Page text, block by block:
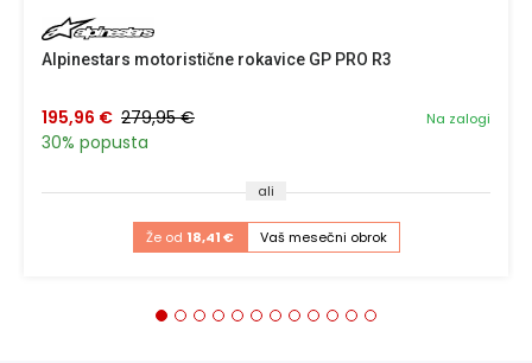
Alpinestars motoristične rokavice GP PRO R3
Na zalogi
195,96 € 279,95 €
30% popusta
ali
Že od 18,41 € Vaš mesečni obrok